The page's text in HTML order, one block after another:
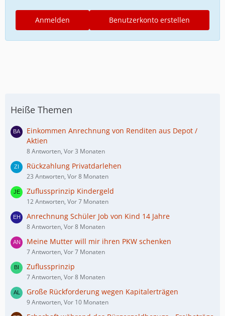
Benutzerkonto erstellen
Anmelden
Heiße Themen
Einkommen Anrechnung von Renditen aus Depot /
Aktien
8 Antworten, Vor 3 Monaten
Rückzahlung Privatdarlehen
23 Antworten, Vor 8 Monaten
Zuflussprinzip Kindergeld
12 Antworten, Vor 7 Monaten
Anrechnung Schüler Job von Kind 14 Jahre
8 Antworten, Vor 8 Monaten
Meine Mutter will mir ihren PKW schenken
7 Antworten, Vor 7 Monaten
Zuflussprinzip
7 Antworten, Vor 8 Monaten
Große Rückforderung wegen Kapitalerträgen
9 Antworten, Vor 10 Monaten